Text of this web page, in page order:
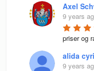
Axel
9 years
priser og
alida
9 years